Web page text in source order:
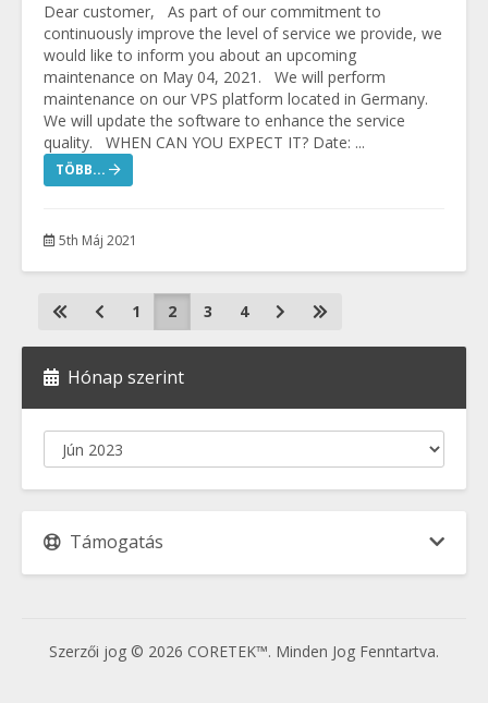
Dear customer, As part of our commitment to
continuously improve the level of service we provide, we
would like to inform you about an upcoming
maintenance on May 04, 2021. We will perform
maintenance on our VPS platform located in Germany.
We will update the software to enhance the service
quality. WHEN CAN YOU EXPECT IT? Date: ...
TÖBB...
5th Máj 2021
1 2 3 4
Hónap szerint
Támogatás
Szerzői jog © 2026 CORETEK™. Minden Jog Fenntartva.